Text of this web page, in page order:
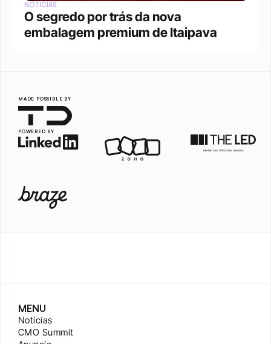
NOTÍCIAS
O segredo por trás da nova
embalagem premium de Itaipava
MADE POSSIBLE BY
POWERED BY
MENU
Notícias
CMO Summit